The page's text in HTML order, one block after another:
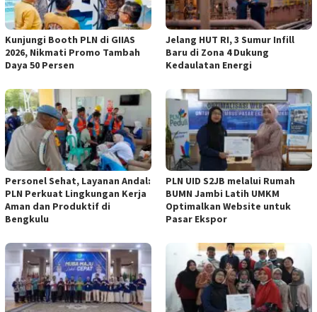
Kunjungi Booth PLN di GIIAS
2026, Nikmati Promo Tambah
Daya 50 Persen
Jelang HUT RI, 3 Sumur Infill
Baru di Zona 4 Dukung
Kedaulatan Energi
Personel Sehat, Layanan Andal:
PLN Perkuat Lingkungan Kerja
Aman dan Produktif di
Bengkulu
PLN UID S2JB melalui Rumah
BUMN Jambi Latih UMKM
Optimalkan Website untuk
Pasar Ekspor